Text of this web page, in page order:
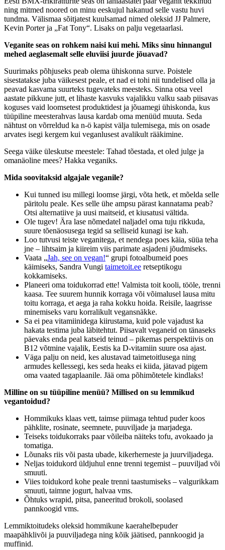
ning mitmed noored on minu eeskujul hakanud selle vastu huvi
tundma. Välismaa sõitjatest kuulsamad nimed oleksid JJ Palmere,
Kevin Porter ja „Fat Tony“. Lisaks on palju vegetaarlasi.
Veganite seas on rohkem naisi kui mehi. Miks sinu hinnangul
mehed aeglasemalt selle eluviisi juurde jõuavad?
Suurimaks põhjuseks peab olema ühiskonna surve. Poistele
sisestatakse juba väikesest peale, et nad ei tohi nii tundelised olla ja
peavad kasvama suurteks tugevateks meesteks. Sinna otsa veel
aastate pikkune jutt, et lihaste kasvuks vajalikku valku saab piisavas
koguses vaid loomsetest produktidest ja jõuamegi ühiskonda, kus
tüüpiline meesterahvas lausa kardab oma menüüd muuta. Seda
nähtust on võrreldud ka n-ö kapist välja tulemisega, mis on osade
arvates isegi kergem kui veganlusest avalikult rääkimine.
Seega väike üleskutse meestele: Tahad tõestada, et oled julge ja
omanäoline mees? Hakka veganiks.
Mida soovitaksid algajale veganile?
Kui tunned isu millegi loomse järgi, võta hetk, et mõelda selle
päritolu peale. Kes selle ühe ampsu pärast kannatama peab?
Otsi alternatiive ja uusi maitseid, et kiusatusi vältida.
Ole tugev! Ära lase nõmedatel naljadel oma tuju rikkuda,
suure tõenäosusega tegid sa selliseid kunagi ise kah.
Loo tutvusi teiste veganitega, et nendega poes käia, süüa teha
jne – lihtsaim ja kiireim viis parimate asjadeni jõudmiseks.
Vaata „Jah, see on vegan!“ grupi fotoalbumeid poes
käimiseks, Sandra Vungi taimetoit.ee retseptikogu
kokkamiseks.
Planeeri oma toidukorrad ette! Valmista toit kooli, tööle, trenni
kaasa. Tee suurem hunnik korraga või võimalusel lausa mitu
toitu korraga, et aega ja raha kokku hoida. Reisile, laagrisse
minemiseks varu korralikult vegansnäkke.
Sa ei pea vitamiinidega kiirustama, kuid pole vajadust ka
hakata testima juba läbitehtut. Piisavalt veganeid on tänaseks
päevaks enda peal katseid teinud – pikemas perspektiivis on
B12 võtmine vajalik, Eestis ka D-vitamiin suure osa ajast.
Väga palju on neid, kes alustavad taimetoitlusega ning
armudes kellessegi, kes seda heaks ei kiida, jätavad pigem
oma vaated tagaplaanile. Jää oma põhimõtetele kindlaks!
Milline on su tüüpiline menüü? Millised on su lemmikud
vegantoidud?
Hommikuks klaas vett, taimse piimaga tehtud puder koos
pähklite, rosinate, seemnete, puuviljade ja marjadega.
Teiseks toidukorraks paar võileiba näiteks tofu, avokaado ja
tomatiga.
Lõunaks riis või pasta ubade, kikerherneste ja juurviljadega.
Neljas toidukord üldjuhul enne trenni tegemist – puuviljad või
smuuti.
Viies toidukord kohe peale trenni taastumiseks – valgurikkam
smuuti, taimne jogurt, halvaa vms.
Õhtuks wrapid, pitsa, paneeritud brokoli, soolased
pannkoogid vms.
Lemmiktoitudeks oleksid hommikune kaerahelbepuder
maapähklivõi ja puuviljadega ning kõik jäätised, pannkoogid ja
muffinid.